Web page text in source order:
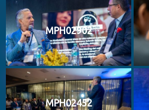
MPH02902
MPH02452